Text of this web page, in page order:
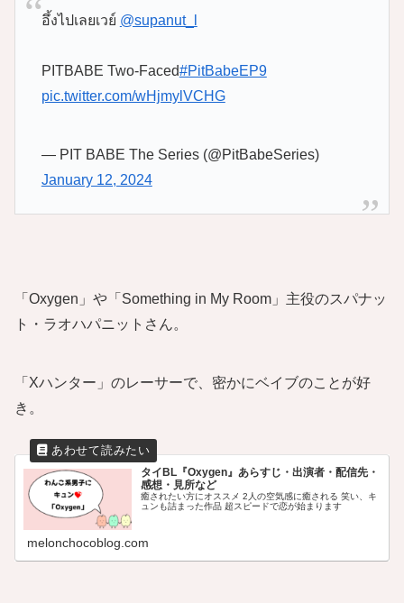
อึ้งไปเลยเวย์ @supanut_l
PITBABE Two-Faced#PitBabeEP9
pic.twitter.com/wHjmylVCHG
— PIT BABE The Series (@PitBabeSeries)
January 12, 2024
「Oxygen」や「Something in My Room」主役のスパナッ
ト・ラオハパニットさん。
「Xハンター」のレーサーで、密かにベイブのことが好
き。
タイBL『Oxygen』あらすじ・出演者・配信先・
感想・見所など
癒されたい方にオススメ 2人の空気感に癒される 笑い、キ
ュンも詰まった作品 超スピードで恋が始まります
melonchocoblog.com